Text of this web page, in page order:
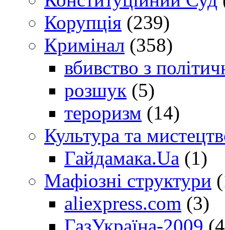
Корупція (239)
Кримінал (358)
вбивство з
розшук (5)
тероризм (14)
Культура та
Гайдамака.Ua (1)
Мафіозні структури
aliexpress.com (3)
ГазУкраїна-2009